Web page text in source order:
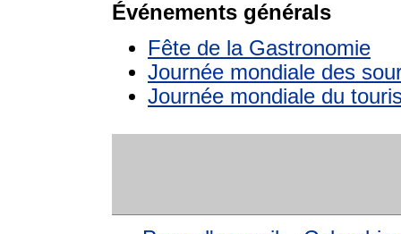
Événements générals
Fête de la Gastronomie
Journée mondiale des
Journée mondiale du